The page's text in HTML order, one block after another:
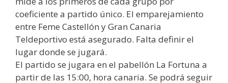
coeficiente a partido único. El emparejamiento
entre Feme Castellón y Gran Canaria
Teldeportivo está asegurado. Falta definir el
lugar donde se jugará.
El partido se jugara en el pabellón La Fortuna a
partir de las 15:00, hora canaria. Se podrá seguir